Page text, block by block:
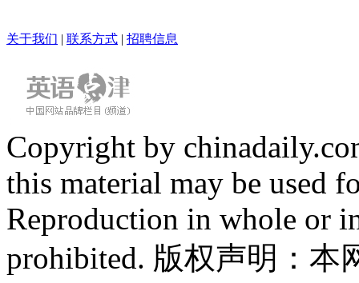
关于我们 | 联系方式 | 招聘信息
Copyright by
this material may be used
Reproduction in whole or
prohibited. 版权声明：